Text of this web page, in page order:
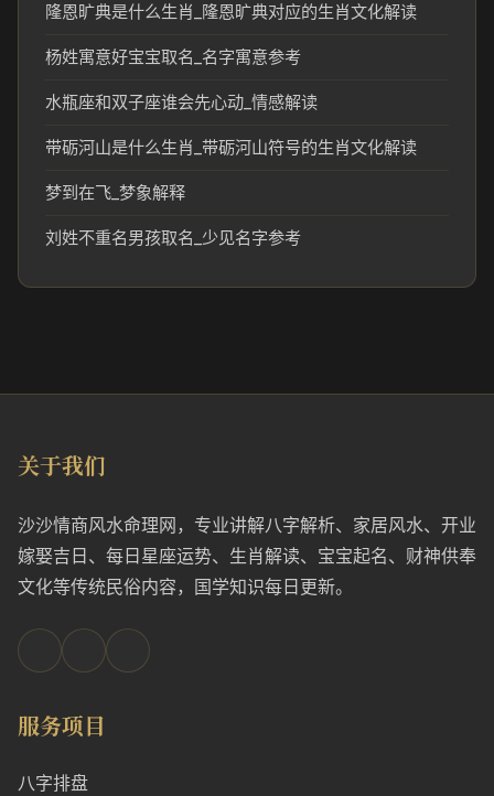
隆恩旷典是什么生肖_隆恩旷典对应的生肖文化解读
杨姓寓意好宝宝取名_名字寓意参考
水瓶座和双子座谁会先心动_情感解读
带砺河山是什么生肖_带砺河山符号的生肖文化解读
梦到在飞_梦象解释
刘姓不重名男孩取名_少见名字参考
关于我们
沙沙情商风水命理网，专业讲解八字解析、家居风水、开业
嫁娶吉日、每日星座运势、生肖解读、宝宝起名、财神供奉
文化等传统民俗内容，国学知识每日更新。
服务项目
八字排盘